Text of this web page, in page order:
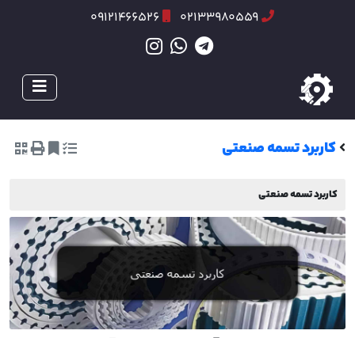
02133980559
09121466526
کاربرد تسمه صنعتی
کاربرد تسمه صنعتی